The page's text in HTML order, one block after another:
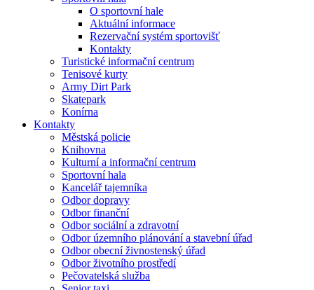
O sportovní hale
Aktuální informace
Rezervační systém sportovišť
Kontakty
Turistické informační centrum
Tenisové kurty
Army Dirt Park
Skatepark
Konírna
Kontakty
Městská policie
Knihovna
Kulturní a informační centrum
Sportovní hala
Kancelář tajemníka
Odbor dopravy
Odbor finanční
Odbor sociální a zdravotní
Odbor územního plánování a stavební úřad
Odbor obecní živnostenský úřad
Odbor životního prostředí
Pečovatelská služba